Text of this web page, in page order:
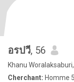
อรปวี, 56
Khanu
Cherchant: Homme